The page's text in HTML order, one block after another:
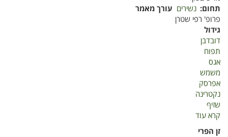
תחום נשירים עורך מאמר
פרופ' רפי שטרן
גידול
דובדבן
תפוח
אגס
משמש
אפרסק
נקטרינה
שזיף
קרא עוד
זן הפרי